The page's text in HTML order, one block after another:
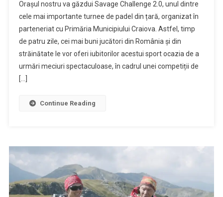
Orașul nostru va găzdui Savage Challenge 2.0, unul dintre
cele mai importante turnee de padel din țară, organizat în
parteneriat cu Primăria Municipiului Craiova. Astfel, timp
de patru zile, cei mai buni jucători din România și din
străinătate le vor oferi iubitorilor acestui sport ocazia de a
urmări meciuri spectaculoase, în cadrul unei competiții de
[…]
Continue Reading